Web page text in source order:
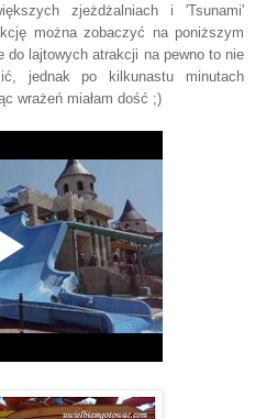
zjeżdżalniach i 'Tsunami'
można zobaczyć na poniższym
lajtowych atrakcji na pewno to nie
jednak po kilkunastu minutach
wrażeń miałam dość ;)